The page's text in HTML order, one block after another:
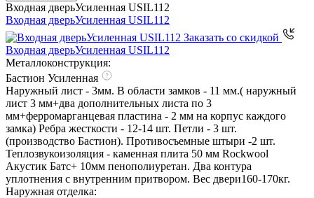
Входная дверьУсиленная USIL112
Входная дверьУсиленная USIL112
Заказать со скидкой
Входная дверьУсиленная USIL112
Металлоконструкция:
Бастион Усиленная
Наружный лист - 3мм. В области замков - 11 мм.( наружный
лист 3 мм+два дополнительных листа по 3
мм+ферромарганцевая пластина - 2 мм на корпус каждого
замка) Ребра жесткости - 12-14 шт. Петли - 3 шт.
(производство Бастион). Противосъемные штыри -2 шт.
Теплозвукоизоляция - каменная плита 50 мм Rockwool
Акустик Батс+ 10мм пенополиуретан. Два контура
уплотнения с внутренним притвором. Вес двери160-170кг.
Наружная отделка: